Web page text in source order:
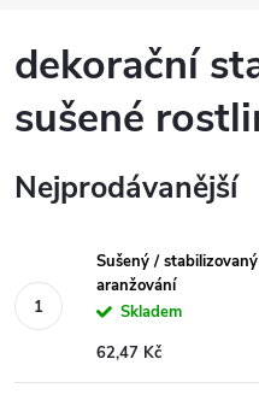
dekorační
sušené
Nejprodávanější
Sušený /
aranžování
Skladem
62,47 Kč